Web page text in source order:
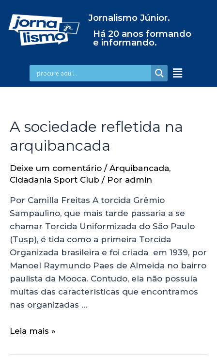
Jornalismo Júnior.
Há 20 anos formando
e informando.
A sociedade refletida na
arquibancada
Deixe um comentário / Arquibancada,
Cidadania Sport Club / Por admin
Por Camilla Freitas A torcida Grêmio
Sampaulino, que mais tarde passaria a se
chamar Torcida Uniformizada do São Paulo
(Tusp), é tida como a primeira Torcida
Organizada brasileira e foi criada em 1939, por
Manoel Raymundo Paes de Almeida no bairro
paulista da Mooca. Contudo, ela não possuía
muitas das características que encontramos
nas organizadas …
Leia mais »